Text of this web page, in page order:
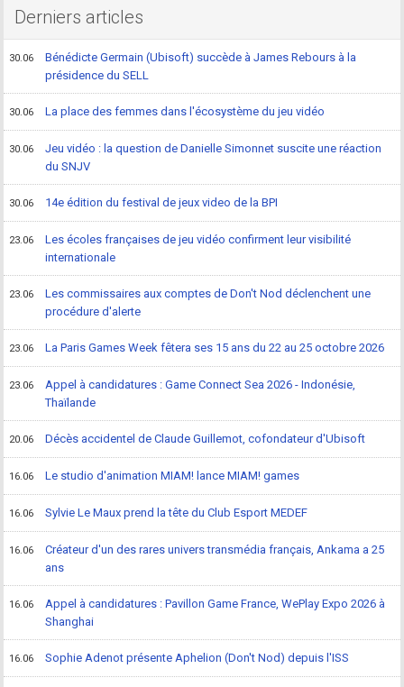
Derniers articles
30.06
Bénédicte Germain (Ubisoft) succède à James Rebours à la
présidence du SELL
30.06 La place des femmes dans l'écosystème du jeu vidéo
30.06
Jeu vidéo : la question de Danielle Simonnet suscite une réaction
du SNJV
30.06 14e édition du festival de jeux video de la BPI
23.06
Les écoles françaises de jeu vidéo confirment leur visibilité
internationale
23.06
Les commissaires aux comptes de Don't Nod déclenchent une
procédure d'alerte
23.06 La Paris Games Week fêtera ses 15 ans du 22 au 25 octobre 2026
23.06
Appel à candidatures : Game Connect Sea 2026 - Indonésie,
Thaïlande
20.06 Décès accidentel de Claude Guillemot, cofondateur d'Ubisoft
16.06 Le studio d'animation MIAM! lance MIAM! games
16.06 Sylvie Le Maux prend la tête du Club Esport MEDEF
16.06
Créateur d'un des rares univers transmédia français, Ankama a 25
ans
16.06
Appel à candidatures : Pavillon Game France, WePlay Expo 2026 à
Shanghai
16.06 Sophie Adenot présente Aphelion (Don't Nod) depuis l'ISS